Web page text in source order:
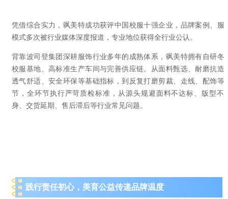
凭借综合实力，飒美特成功获评中国校服十强企业 ，品牌案例、服
模式多次被行业媒体深度报道，专业地位获得全行业公认。
背靠波司登集团 深耕服饰行业多年的成熟体系，飒美特拥有自研冬
校服基地、高标准生产车间与完善供应链。从面料甄选、耐磨抗造
透气舒适、安全环保等基础指标，到反复打磨剪裁、走线、配饰等
节，全环节执行严苛质检标准，从源头规避面料不达标、版型不
身、交货延期、售后滞后等行业常见问题。
践行责任初心，美育公益传递品牌温度